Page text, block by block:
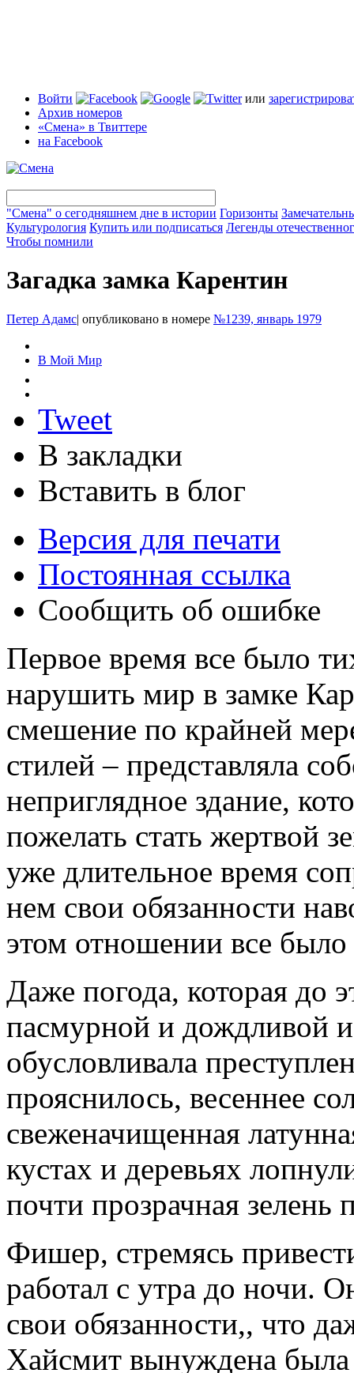
Войти или
Архив номеров
«Смена» в Твиттере
на Facebook
"Смена" о сегодняшнем дне в истории Горизонты
Культурология Купить или подписаться Легенды
Чтобы помнили
Загадка замка Карентин
Петер Адамс| опубликовано в номере №1239, январь 1979
В Мой Мир
Tweet
В закладки
Вставить в блог
Версия для печати
Постоянная ссылка
Сообщить об ошибке
Первое время все было
нарушить мир в замке
смешение по крайней
стилей – представляла
неприглядное здание,
пожелать стать жертвой
уже длительное время
нем свои обязанности
этом отношении все
Даже погода, которая до
пасмурной и дождливой
обусловливала
прояснилось, весеннее
свеженачищенная
кустах и деревьях
почти прозрачная зелень
Фишер, стремясь
работал с утра до ночи.
свои обязанности,, что
Хайсмит вынуждена была